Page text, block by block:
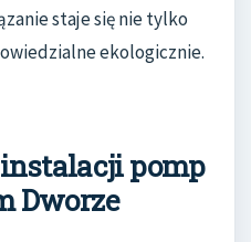
staje się nie tylko
ekologicznie.
pomp
Dworze